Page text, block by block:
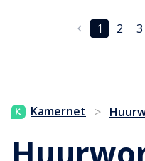
1 2 3
Kamernet >